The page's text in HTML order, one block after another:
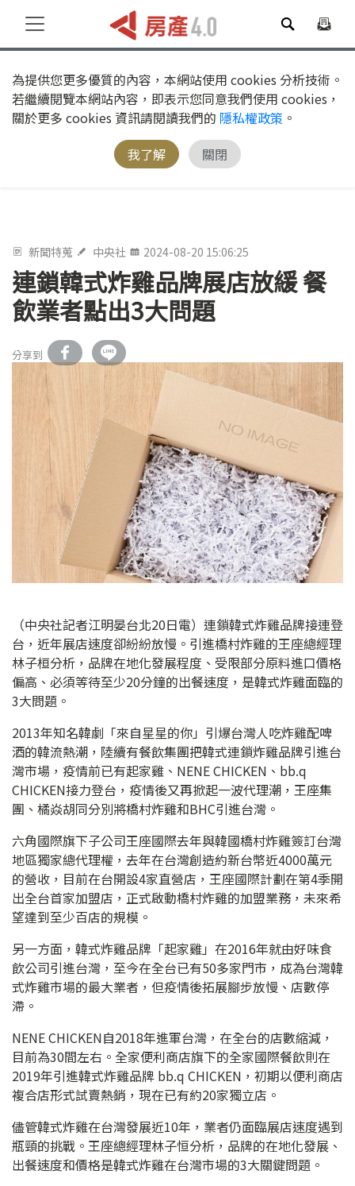
為提供您更多優質的內容，本網站使用 cookies 分析技術。
若繼續閱覽本網站內容，即表示您同意我們使用 cookies，
關於更多 cookies 資訊請閱讀我們的 隱私權政策 。
我了解
關閉
新聞特蒐 中央社 2024-08-20 15:06:25
連鎖韓式炸雞品牌展店放緩 餐
飲業者點出3大問題
分享到
（中央社記者江明晏台北20日電）連鎖韓式炸雞品牌接連登
台，近年展店速度卻紛紛放慢。引進橋村炸雞的王座總經理
林子桓分析，品牌在地化發展程度、受限部分原料進口價格
偏高、必須等待至少20分鐘的出餐速度，是韓式炸雞面臨的
3大問題。
2013年知名韓劇「來自星星的你」引爆台灣人吃炸雞配啤
酒的韓流熱潮，陸續有餐飲集團把韓式連鎖炸雞品牌引進台
灣市場，疫情前已有起家雞、NENE CHICKEN、bb.q
CHICKEN接力登台，疫情後又再掀起一波代理潮，王座集
團、橘焱胡同分別將橋村炸雞和BHC引進台灣。
六角國際旗下子公司王座國際去年與韓國橋村炸雞簽訂台灣
地區獨家總代理權，去年在台灣創造約新台幣近4000萬元
的營收，目前在台開設4家直營店，王座國際計劃在第4季開
出全台首家加盟店，正式啟動橋村炸雞的加盟業務，未來希
望達到至少百店的規模。
另一方面，韓式炸雞品牌「起家雞」在2016年就由好味食
飲公司引進台灣，至今在全台已有50多家門市，成為台灣韓
式炸雞市場的最大業者，但疫情後拓展腳步放慢、店數停
滯。
NENE CHICKEN自2018年進軍台灣，在全台的店數縮減，
目前為30間左右。全家便利商店旗下的全家國際餐飲則在
2019年引進韓式炸雞品牌 bb.q CHICKEN，初期以便利商店
複合店形式試賣熱銷，現在已有約20家獨立店。
儘管韓式炸雞在台灣發展近10年，業者仍面臨展店速度遇到
瓶頸的挑戰。王座總經理林子恒分析，品牌的在地化發展、
出餐速度和價格是韓式炸雞在台灣市場的3大關鍵問題。